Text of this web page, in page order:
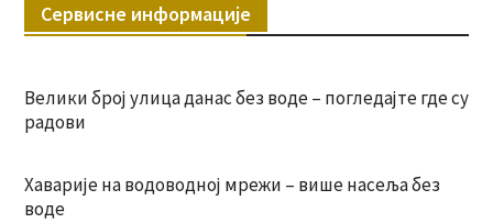
Сервисне информације
Велики број улица данас без воде – погледајте где су
радови
Хаварије на водоводној мрежи – више насеља без
воде